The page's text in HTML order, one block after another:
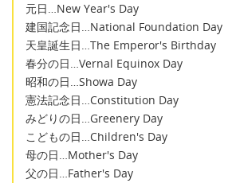
元日…New Year's Day
建国記念日…National Foundation Day
天皇誕生日…The Emperor's Birthday
春分の日…Vernal Equinox Day
昭和の日…Showa Day
憲法記念日…Constitution Day
みどりの日…Greenery Day
こどもの日…Children's Day
母の日…Mother's Day
父の日…Father's Day